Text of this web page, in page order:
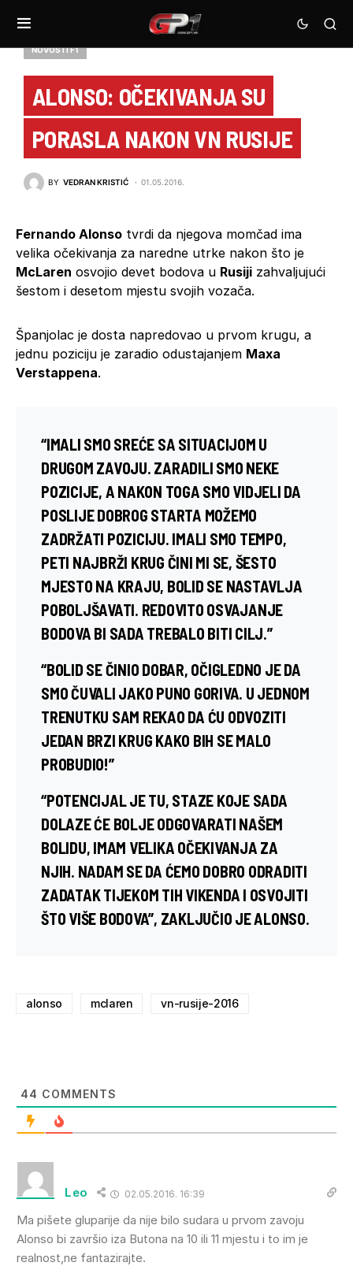
NOVOSTI F1
ALONSO: OČEKIVANJA SU
PORASLA NAKON VN RUSIJE
BY VEDRAN KRISTIĆ 01.05.2016.
Fernando Alonso tvrdi da njegova momčad ima
velika očekivanja za naredne utrke nakon što je
McLaren osvojio devet bodova u Rusiji zahvaljujući
šestom i desetom mjestu svojih vozača.
Španjolac je dosta napredovao u prvom krugu, a
jednu poziciju je zaradio odustajanjem Maxa
Verstappena.
“IMALI SMO SREĆE SA SITUACIJOM U
DRUGOM ZAVOJU. ZARADILI SMO NEKE
POZICIJE, A NAKON TOGA SMO VIDJELI DA
POSLIJE DOBROG STARTA MOŽEMO
ZADRŽATI POZICIJU. IMALI SMO TEMPO,
PETI NAJBRŽI KRUG ČINI MI SE, ŠESTO
MJESTO NA KRAJU, BOLID SE NASTAVLJA
POBOLJŠAVATI. REDOVITO OSVAJANJE
BODOVA BI SADA TREBALO BITI CILJ.”
“BOLID SE ČINIO DOBAR, OČIGLEDNO JE DA
SMO ČUVALI JAKO PUNO GORIVA. U JEDNOM
TRENUTKU SAM REKAO DA ĆU ODVOZITI
JEDAN BRZI KRUG KAKO BIH SE MALO
PROBUDIO!”
“POTENCIJAL JE TU, STAZE KOJE SADA
DOLAZE ĆE BOLJE ODGOVARATI NAŠEM
BOLIDU, IMAM VELIKA OČEKIVANJA ZA
NJIH. NADAM SE DA ĆEMO DOBRO ODRADITI
ZADATAK TIJEKOM TIH VIKENDA I OSVOJITI
ŠTO VIŠE BODOVA”, ZAKLJUČIO JE ALONSO.
alonso mclaren vn-rusije-2016
44 COMMENTS
Leo 02.05.2016. 16:39
Ma pišete gluparije da nije bilo sudara u prvom zavoju
Alonso bi završio iza Butona na 10 ili 11 mjestu i to im je
realnost,ne fantazirajte.